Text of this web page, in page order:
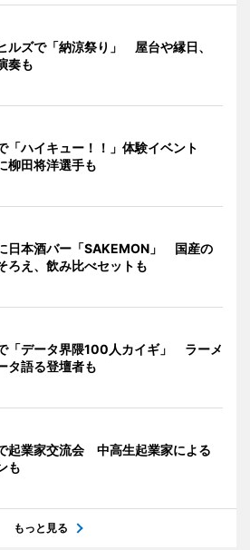
ルズで「納涼祭り」 屋台や縁日、
奏も
「ハイキュー！！」体験イベント
柳田将洋選手も
日本酒バー「SAKEMON」 国産の
ろえ、飲み比べセットも
「データ界隈100人カイギ」 ラーメ
タ語る登壇者も
起業家交流会 中高生起業家による
も
もっと見る